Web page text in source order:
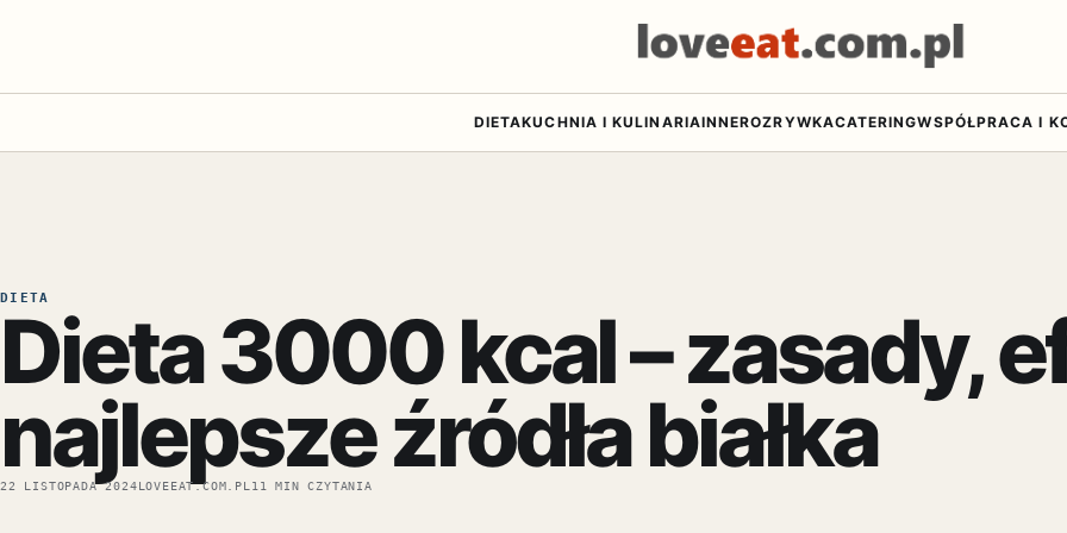
DIETAKUCHNIA I KULINARIAINNEROZRYWKACATERINGWSPÓŁPRACA I
DIETA
Dieta 3000 kcal – zasady,
najlepsze źródła białka
22 LISTOPADA 2024LOVEEAT.COM.PL 11 MIN CZYTANIA